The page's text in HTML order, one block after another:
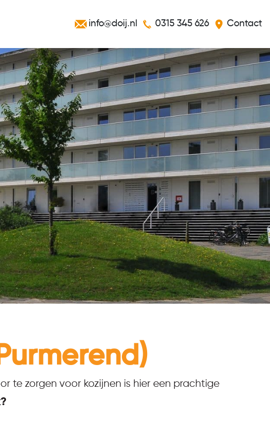
info@doij.nl 0315 345 626 Contact
te zorgen voor kozijnen is hier een prachtige